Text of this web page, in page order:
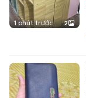
1 phút trước 2